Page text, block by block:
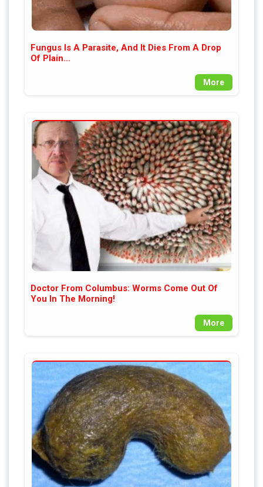
Fungus Is A Parasite, And It Dies From A Drop
Of Plain...
More
Doctor From Columbus: Worms Come Out Of
You In The Morning!
More